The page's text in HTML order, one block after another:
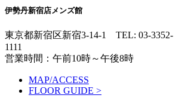
伊勢丹新宿店メンズ館
東京都新宿区新宿3-14-1 TEL: 03-3352-
1111
営業時間：午前10時～午後8時
MAP/ACCESS
FLOOR GUIDE >